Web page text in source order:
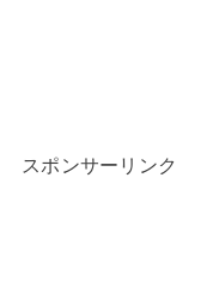
スポンサーリンク